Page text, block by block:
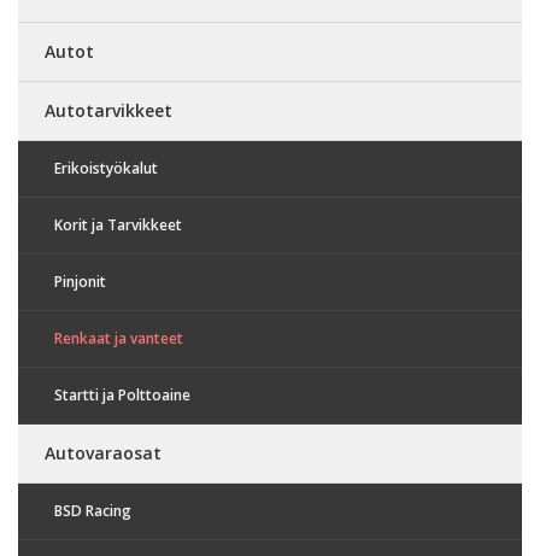
Autot
Autotarvikkeet
Erikoistyökalut
Korit ja Tarvikkeet
Pinjonit
Renkaat ja vanteet
Startti ja Polttoaine
Autovaraosat
BSD Racing